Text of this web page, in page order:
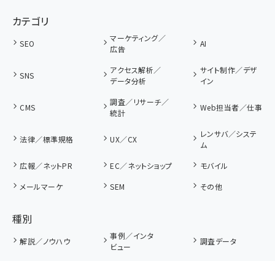
カテゴリ
SEO
マーケティング／
広告
AI
SNS
アクセス解析／
データ分析
サイト制作／デザ
イン
CMS
調査／リサーチ／
統計
Web担当者／仕事
法律／標準規格 UX／CX
レンサバ／システ
ム
広報／ネットPR
EC／ネットショップ
モバイル
メールマーケ
SEM その他
種別
解説／ノウハウ
事例／インタ
ビュー
調査データ